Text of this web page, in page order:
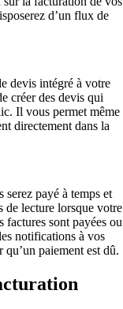
d’un flux de
devis intégré à votre
créer des devis qui
Il vous permet même
directement dans la
payé à temps et
de lecture lorsque votre
factures sont payées ou
notifications à vos
paiement est dû.